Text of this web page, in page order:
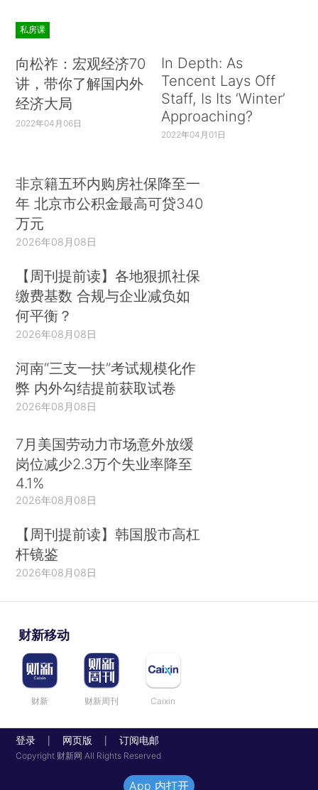
私房课
向松祚：宏观经济70
讲，带你了解国内外
经济大局
2022年04月06日
In Depth: As
Tencent Lays Off
Staff, Is Its ‘Winter’
Approaching?
2022年04月01日
非京籍五环内购房社保降至一
年 北京市公积金最高可贷340
万元
2026年08月08日
【周刊提前读】各地狠抓社保
缴费基数 合规与企业减负如
何平衡？
2026年08月08日
河南“三支一扶”考试规模化作
弊 内外勾结提前获取试卷
2026年08月08日
7月美国劳动力市场意外放缓
岗位减少2.3万个失业率降至
4.1%
2026年08月08日
【周刊提前读】韩国股市高杠
杆镜鉴
2026年08月08日
财新移动
财新 财新周刊 Caixin
登录 网页版 订阅电邮
Copyright 财新网 All Rights Reserved
App 内打开